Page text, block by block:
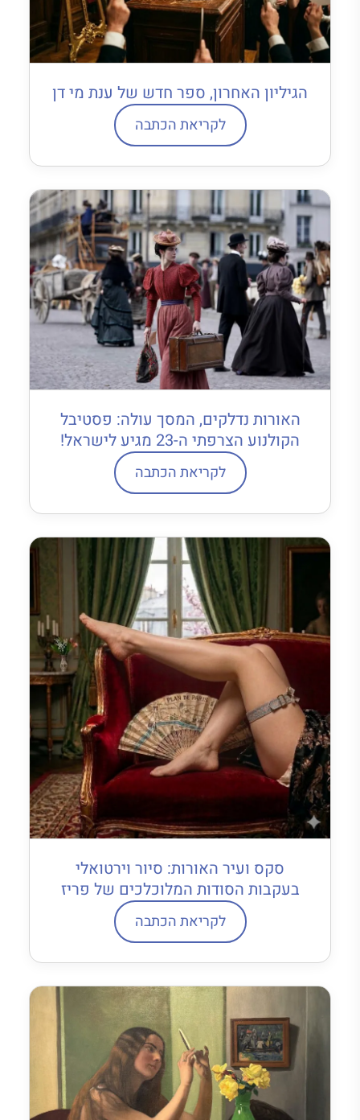
הגיליון האחרון, ספר חדש של ענת מי דן
לקריאת הכתבה
האורות נדלקים, המסך עולה: פסטיבל
הקולנוע הצרפתי ה-23 מגיע לישראל!
לקריאת הכתבה
סקס ועיר האורות: סיור וירטואלי
בעקבות הסודות המלוכלכים של פריז
לקריאת הכתבה